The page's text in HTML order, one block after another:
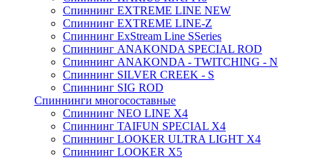
Спиннинг EXTREME LINE NEW
Спиннинг EXTREME LINE-Z
Спиннинг ExStream Line SSeries
Спиннинг ANAKONDA SPECIAL ROD
Спиннинг ANAKONDA - TWITCHING - N
Спиннинг SILVER CREEK - S
Спиннинг SIG ROD
Спиннинги многосоставные
Спиннинг NEO LINE X4
Спиннинг TAIFUN SPECIAL X4
Спиннинг LOOKER ULTRA LIGHT X4
Спиннинг LOOKER X5